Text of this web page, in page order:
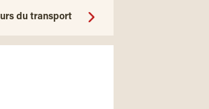
du transport